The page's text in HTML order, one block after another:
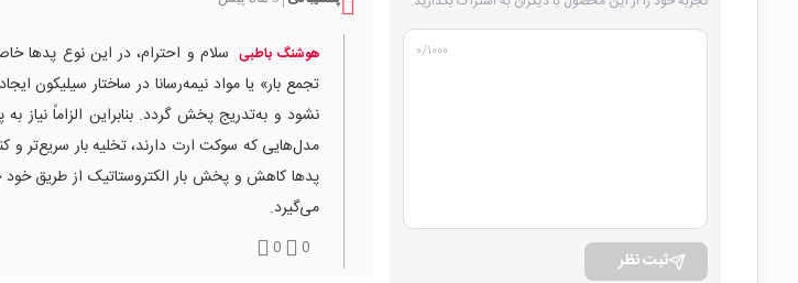
۰/۱۰۰۰
ثبت نظر
هوشنگ باطبی سلام و احترام، در این نوع پدها
تجمع بار» یا مواد نیمه‌رسانا در ساختار سیلیکون
نشود و به‌تدریج پخش گردد. بنابراین الزاماً نیاز
مدل‌هایی که سوکت ارت دارند، تخلیه بار سریع‌تر و
پدها کاهش و پخش بار الکتروستاتیک از طریق
می‌گیرد.
0
0